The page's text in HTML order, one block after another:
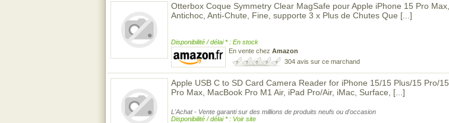
Otterbox Coque Symmetry Clear MagSafe pour Apple iPhone 15 Pro Max,
Antichoc, Anti-Chute, Fine, supporte 3 x Plus de Chutes Que [...]
Disponibilité / délai * : En stock
En vente chez Amazon
304 avis sur ce marchand
Apple USB C to SD Card Camera Reader for iPhone 15/15 Plus/15 Pro/15
Pro Max, MacBook Pro M1 Air, iPad Pro/Air, iMac, Surface, [...]
L'Achat - Vente garanti sur des millions de produits neufs ou d'occasion
Disponibilité / délai * : Voir site